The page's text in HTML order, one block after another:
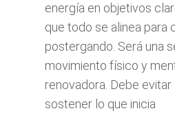
energía en objetivos
que todo se alinea para
postergando. Será una
movimiento físico y
renovadora. Debe
sostener lo que inicia